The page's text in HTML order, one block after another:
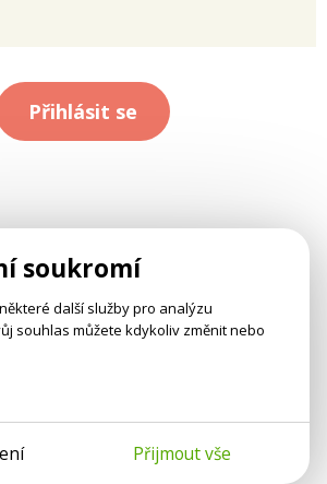
Přihlásit se
soukromí
další služby pro analýzu
souhlas můžete kdykoliv změnit nebo
Přijmout vše